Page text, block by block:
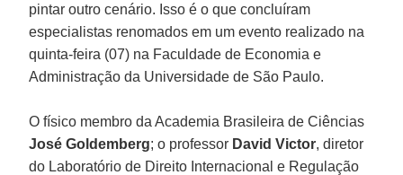
pintar outro cenário. Isso é o que concluíram
especialistas renomados em um evento realizado na
quinta-feira (07) na Faculdade de Economia e
Administração da Universidade de São Paulo.
O físico membro da Academia Brasileira de Ciências
José Goldemberg; o professor David Victor, diretor
do Laboratório de Direito Internacional e Regulação